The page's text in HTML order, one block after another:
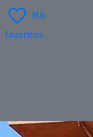
Mis
favoritos